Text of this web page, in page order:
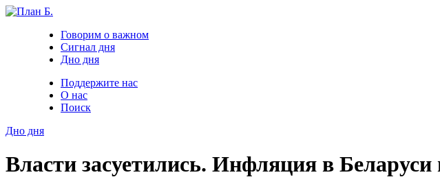
Говорим о важном
Сигнал дня
Дно дня
Поддержите нас
О нас
Поиск
Дно дня
Власти засуетились. Инфляция в